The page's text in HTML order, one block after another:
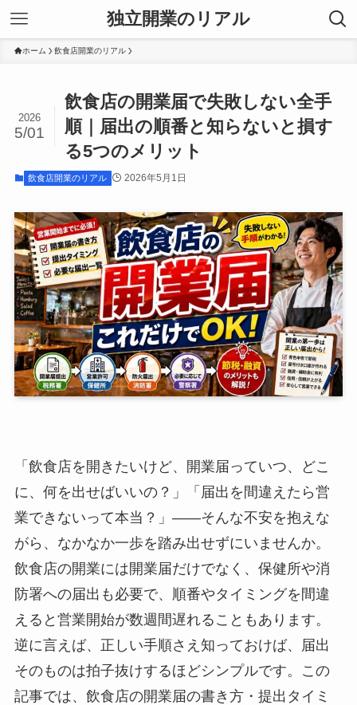
独立開業のリアル
ホーム 飲食店開業のリアル
飲食店の開業届で失敗しない全手
順｜届出の順番と知らないと損す
る5つのメリット
2026
5/01
飲食店開業のリアル 2026年5月1日
「飲食店を開きたいけど、開業届っていつ、どこ
に、何を出せばいいの？」「届出を間違えたら営
業できないって本当？」——そんな不安を抱えな
がら、なかなか一歩を踏み出せずにいませんか。
飲食店の開業には開業届だけでなく、保健所や消
防署への届出も必要で、順番やタイミングを間違
えると営業開始が数週間遅れることもあります。
逆に言えば、正しい手順さえ知っておけば、届出
そのものは拍子抜けするほどシンプルです。この
記事では、飲食店の開業届の書き方・提出タイミ